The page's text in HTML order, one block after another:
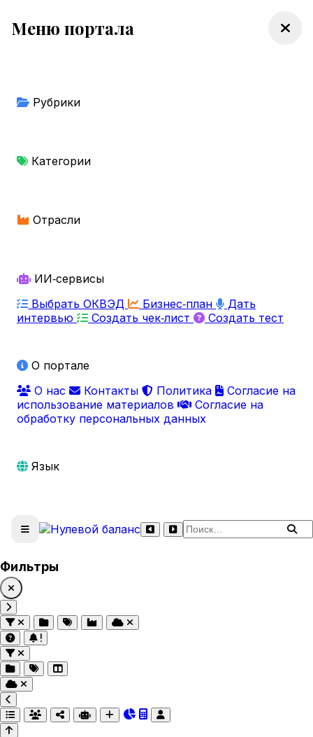
Меню портала
Рубрики
Категории
Отрасли
ИИ‑сервисы
Выбрать ОКВЭД
Бизнес‑план
Дать
интервью
Создать чек‑лист Создать тест
О портале
О нас
Контакты Политика
Согласие на
использование материалов
Согласие на
обработку персональных данных
Язык
Поиск по сайту
Фильтры